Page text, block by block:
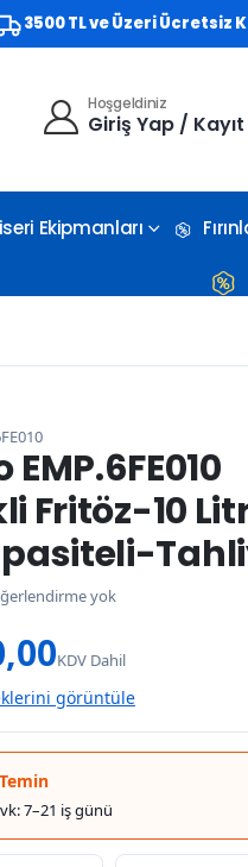
TL ve Üzeri Ücretsiz Kargo!
Hoşgeldiniz
Giriş Yap /
Ekipmanları
Fritöz-10
yok
KDV Dahil
görüntüle
7–21 iş günü